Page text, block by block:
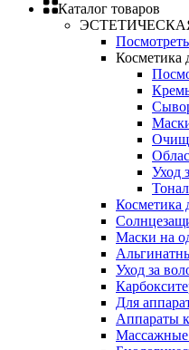
Каталог товаров
Косметика
Уход
Косметика
Маски на
Уход за
Для
Аппараты
Массажные